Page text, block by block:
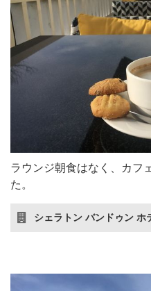
ラウンジ朝食はなく、カフ
た。
シェラトン バンドゥン ホ